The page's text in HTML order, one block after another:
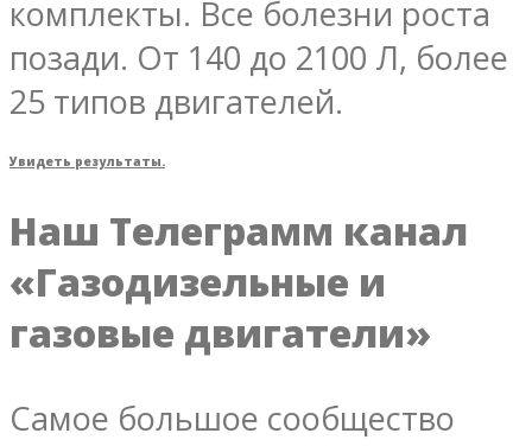
комплекты. Все болезни роста
позади. От 140 до 2100 Л, более
25 типов двигателей.
Увидеть результаты.
Наш Телеграмм канал
«Газодизельные и
газовые двигатели»
Самое большое сообщество